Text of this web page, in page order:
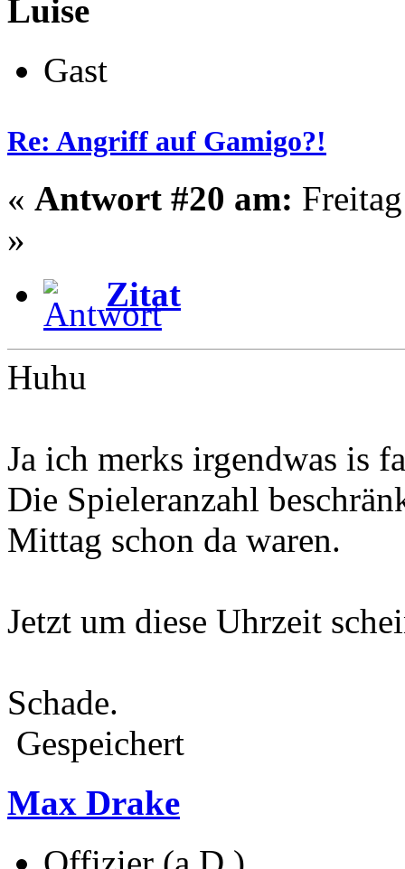
Luise
Gast
Re: Angriff auf Gamigo?!
« Antwort #20 am:
»
Zitat
Huhu
Ja ich merks irgendwas is
Die Spieleranzahl
Mittag schon da waren.
Jetzt um diese Uhrzeit
Schade.
Gespeichert
Max Drake